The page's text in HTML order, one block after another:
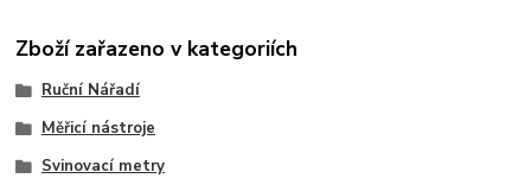
Zboží zařazeno v kategoriích
Ruční Nářadí
Měřicí nástroje
Svinovací metry